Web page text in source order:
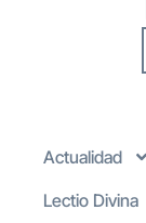
Actualidad
Lectio Divina